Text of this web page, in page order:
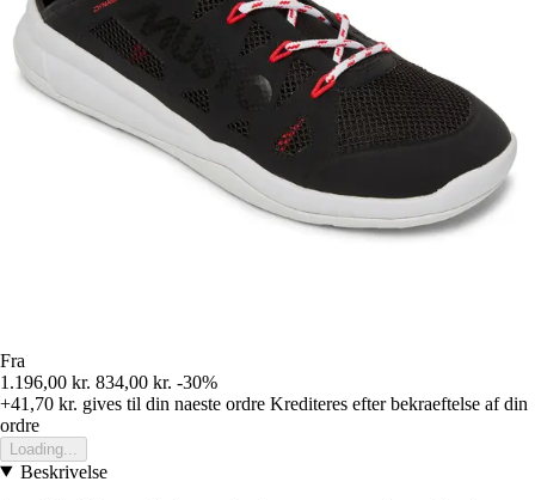
Fra
1.196,00 kr. 834,00 kr. -30%
+41,70 kr. gives til din naeste ordre Krediteres efter bekraeftelse af din
ordre
Loading...
Beskrivelse